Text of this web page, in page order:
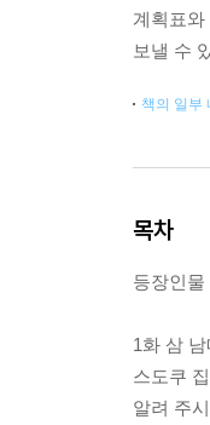
계획표
보낼 수
책의 일부
목차
등장인물
1화 삼
스도쿠
알려 주